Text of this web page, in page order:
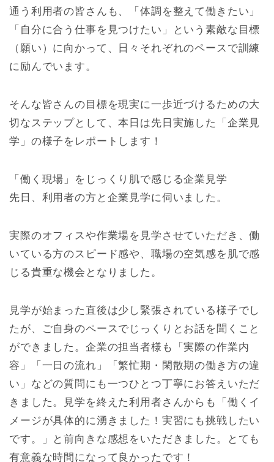
通う利用者の皆さんも、「体調を整えて働きたい」
「自分に合う仕事を見つけたい」という素敵な目標
（願い）に向かって、日々それぞれのペースで訓練
に励んでいます。
そんな皆さんの目標を現実に一歩近づけるための大
切なステップとして、本日は先日実施した「企業見
学」の様子をレポートします！
「働く現場」をじっくり肌で感じる企業見学
先日、利用者の方と企業見学に伺いました。
実際のオフィスや作業場を見学させていただき、働
いている方のスピード感や、職場の空気感を肌で感
じる貴重な機会となりました。
見学が始まった直後は少し緊張されている様子でし
たが、ご自身のペースでじっくりとお話を聞くこと
ができました。企業の担当者様も「実際の作業内
容」「一日の流れ」「繁忙期・閑散期の働き方の違
い」などの質問にも一つひとつ丁寧にお答えいただ
きました。見学を終えた利用者さんからも「働くイ
メージが具体的に湧きました！実習にも挑戦したい
です。」と前向きな感想をいただきました。とても
有意義な時間になって良かったです！